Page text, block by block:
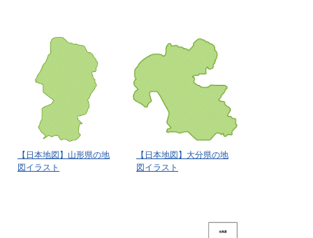
【日本地図】山形県の地
図イラスト
【日本地図】大分県の地
図イラスト